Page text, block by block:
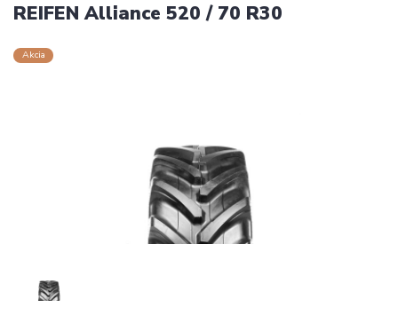
REIFEN Alliance 520 / 70 R30
Akcia